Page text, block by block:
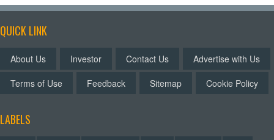
QUICK LINK
About Us Investor Contact Us
Advertise with Us
Terms of Use
Feedback Sitemap Cookie Policy
LABELS